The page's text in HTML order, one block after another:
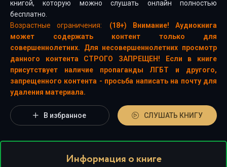
книгой, которую можно слушать онлайн полностью
бесплатно.
Возрастные ограничения:
(18+) Внимание! Аудиокнига
может содержать контент только для
совершеннолетних. Для несовершеннолетних просмотр
данного контента СТРОГО ЗАПРЕЩЕН! Если в книге
присутствует наличие пропаганды ЛГБТ и другого,
запрещенного контента - просьба написать на почту для
удаления материала.
В избранное СЛУШАТЬ КНИГУ
Информация о книге